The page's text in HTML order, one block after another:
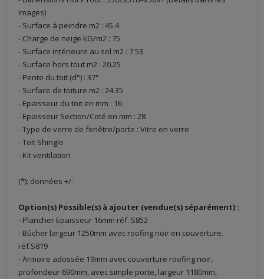
images)
- Surface à peindre m2 : 45.4
- Charge de neige kG/m2 : 75
- Surface intérieure au sol m2 : 7.53
- Surface hors tout m2 : 20.25
- Pente du toit (d°) : 37°
- Surface de toiture m2 : 24.35
- Epaisseur du toit en mm : 16
- Epaisseur Section/Coté en mm : 28
- Type de verre de fenêtre/porte : Vitre en verre
- Toit Shingle
- Kit ventilation
(*): données +/-
Option(s) Possible(s) à ajouter (vendue(s) séparément) :
- Plancher Epaisseur 16mm réf. S852
- Bûcher largeur 1250mm avec roofing noir en couverture.
réf.S819
- Armoire adossée 19mm avec couverture roofing noir,
profondeur 690mm, avec simple porte, largeur 1180mm,